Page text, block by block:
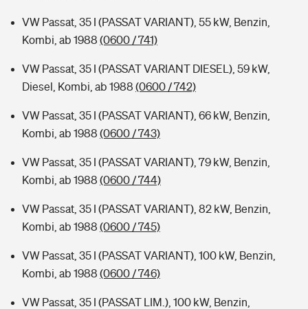
VW Passat, 35 I (PASSAT VARIANT), 55 kW, Benzin,
Kombi, ab 1988 (0600 / 741)
VW Passat, 35 I (PASSAT VARIANT DIESEL), 59 kW,
Diesel, Kombi, ab 1988 (0600 / 742)
VW Passat, 35 I (PASSAT VARIANT), 66 kW, Benzin,
Kombi, ab 1988 (0600 / 743)
VW Passat, 35 I (PASSAT VARIANT), 79 kW, Benzin,
Kombi, ab 1988 (0600 / 744)
VW Passat, 35 I (PASSAT VARIANT), 82 kW, Benzin,
Kombi, ab 1988 (0600 / 745)
VW Passat, 35 I (PASSAT VARIANT), 100 kW, Benzin,
Kombi, ab 1988 (0600 / 746)
VW Passat, 35 I (PASSAT LIM.), 100 kW, Benzin,